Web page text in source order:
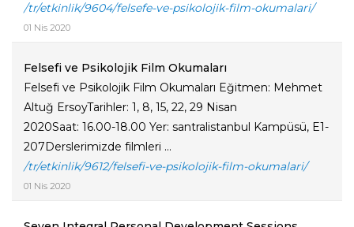
/tr/etkinlik/9604/felsefe-ve-psikolojik-film-okumalari/
01 Nis 2020
Felsefi ve Psikolojik Film Okumaları
Felsefi ve Psikolojik Film Okumaları Eğitmen: Mehmet
Altuğ ErsoyTarihler: 1, 8, 15, 22, 29 Nisan
2020Saat: 16.00-18.00 Yer: santralistanbul Kampüsü, E1-
207Derslerimizde filmleri ...
/tr/etkinlik/9612/felsefi-ve-psikolojik-film-okumalari/
01 Nis 2020